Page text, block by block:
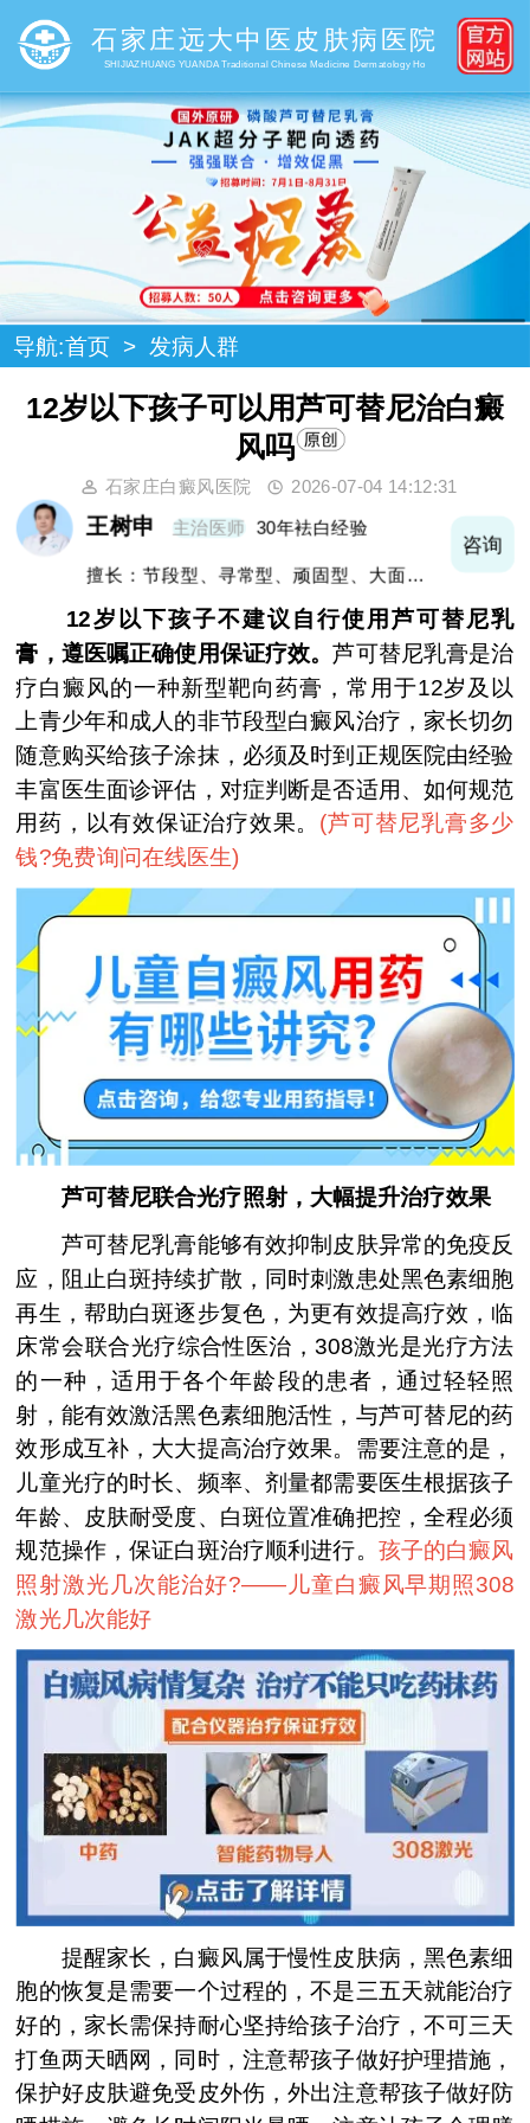
石家庄远大中医皮肤病医院
SHIJIAZHUANG YUANDA Traditional Chinese Medicine Dermatology Ho
导航:首页 > 发病人群
12岁以下孩子可以用芦可替尼治白癜
风吗
石家庄白癜风医院 2026-07-04 14:12:31
王树申 主治医师 30年袪白经验
擅长：节段型、寻常型、顽固型、大面积白
咨询
12岁以下孩子不建议自行使用芦可替尼乳
膏，遵医嘱正确使用保证疗效。芦可替尼乳膏是治
疗白癜风的一种新型靶向药膏，常用于12岁及以
上青少年和成人的非节段型白癜风治疗，家长切勿
随意购买给孩子涂抹，必须及时到正规医院由经验
丰富医生面诊评估，对症判断是否适用、如何规范
用药，以有效保证治疗效果。 (芦可替尼乳膏多少
钱?免费询问在线医生)
芦可替尼联合光疗照射，大幅提升治疗效果
芦可替尼乳膏能够有效抑制皮肤异常的免疫反
应，阻止白斑持续扩散，同时刺激患处黑色素细胞
再生，帮助白斑逐步复色，为更有效提高疗效，临
床常会联合光疗综合性医治，308激光是光疗方法
的一种，适用于各个年龄段的患者，通过轻轻照
射，能有效激活黑色素细胞活性，与芦可替尼的药
效形成互补，大大提高治疗效果。需要注意的是，
儿童光疗的时长、频率、剂量都需要医生根据孩子
年龄、皮肤耐受度、白斑位置准确把控，全程必须
规范操作，保证白斑治疗顺利进行。 孩子的白癜风
照射激光几次能治好?——儿童白癜风早期照308
激光几次能好
提醒家长，白癜风属于慢性皮肤病，黑色素细
胞的恢复是需要一个过程的，不是三五天就能治疗
好的，家长需保持耐心坚持给孩子治疗，不可三天
打鱼两天晒网，同时，注意帮孩子做好护理措施，
保护好皮肤避免受皮外伤，外出注意帮孩子做好防